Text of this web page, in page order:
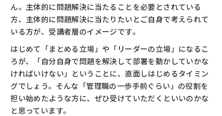
ん。主体的に問題解決に当たることを必要とされている
方、主体的に問題解決に当たりたいとご自身で考えられて
いる方が、受講者層のイメージです。
はじめて「まとめる立場」や「リーダーの立場」になるこ
ろが、「自分自身で問題を解決して部署を動かしていかな
ければいけない」ということに、直面しはじめるタイミン
グでしょう。そんな「管理職の一歩手前ぐらい」の役割を
担い始めたような方に、ぜひ受けていただくといいのかな
と思っています。